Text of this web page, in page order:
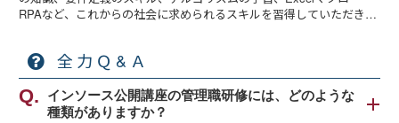
RPAなど、これからの社会に求められるスキルを習得していただきま
全力Ｑ&Ａ
インソース公開講座の管理職研修には、どのような
種類がありますか？